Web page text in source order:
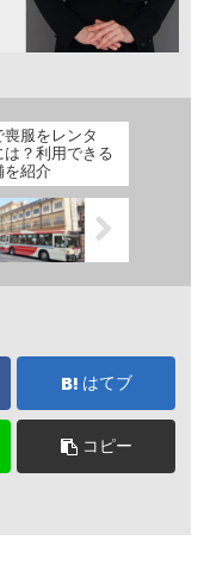
服をレンタ
？利用できる
を紹介
はてブ
コピー